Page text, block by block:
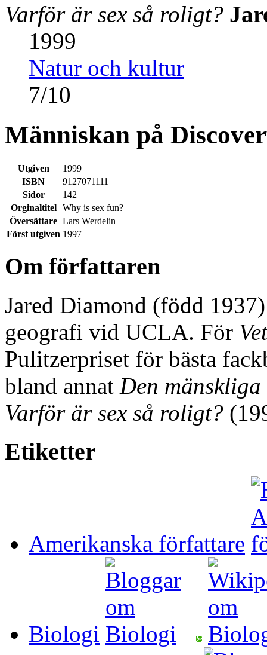
Varför är sex så roligt?
1999
Natur och kultur
7/10
Människan på
Utgiven
1999
ISBN
9127071111
Sidor
142
Orginaltitel
Why is sex fun?
Översättare Lars Werdelin
Först utgiven 1997
Om författaren
Jared Diamond (född
geografi vid UCLA. För
Pulitzerpriset för bästa
bland annat Den
Varför är sex så roligt?
Etiketter
Amerikanska författare
Biologi